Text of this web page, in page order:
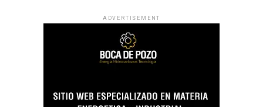
ADVERTISEMENT